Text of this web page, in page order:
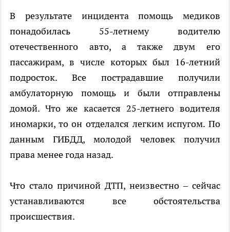
В результате инцидента помощь медиков
понадобилась 55-летнему водителю
отечественного авто, а также двум его
пассажирам, в числе которых был 16-летний
подросток. Все пострадавшие получили
амбулаторную помощь и были отправлены
домой. Что же касается 25-летнего водителя
иномарки, то он отделался легким испугом. По
данным ГИБДД, молодой человек получил
права менее года назад.
Что стало причиной ДТП, неизвестно – сейчас
устанавливаются все обстоятельства
происшествия.